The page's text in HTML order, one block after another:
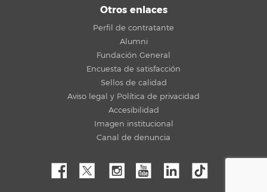
Otros enlaces
Perfil de contratante
Alumni
Fundación General
Encuesta de satisfacción
Sellos de calidad
Aviso legal y Política de privacidad
Accesibilidad
Imagen institucional
Canal de denuncia